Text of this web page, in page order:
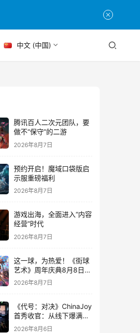
中文 (中国)
腾讯百人二次元团队，要
做不“保守”的二游
2026年8月7日
预约开启！魔域口袋版启
示服重磅福利
2026年8月7日
游戏出海，全面进入“内容
经营”时代
2026年8月7日
这一球，为热爱！《街球
艺术》周年庆典8月8日正
式上线，多重福利与全新
2026年8月7日
《代号：对决》ChinaJoy
首秀收官：从线下爆满看
见玩家的真实期待
2026年8月6日